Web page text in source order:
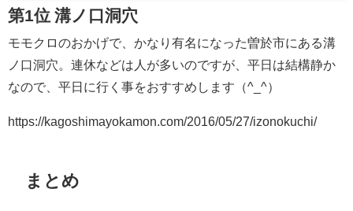
第1位 溝ノ口洞穴
モモクロのおかげで、かなり有名になった曽於市にある溝
ノ口洞穴。連休などは人が多いのですが、平日は結構静か
なので、平日に行く事をおすすめします（^_^）
https://kagoshimayokamon.com/2016/05/27/izonokuchi/
まとめ